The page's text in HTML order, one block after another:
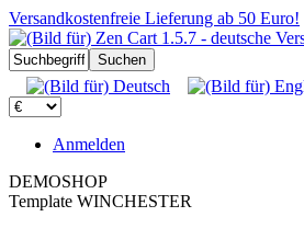
Versandkostenfreie Lieferung ab 50 Euro!
Anmelden
DEMOSHOP
Template WINCHESTER